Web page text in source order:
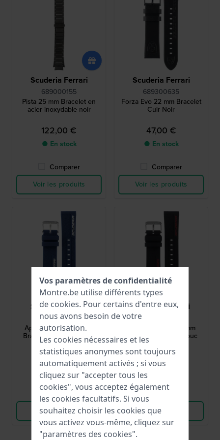
Scuderia Ferrari
689000155
Pista 25 mm Bracelet en
acier inoxydable noir
122,00 €
● En stock
Comparer
Voir les produits
Scuderia Ferrari
689300635
Forza Evo 22 mm Bracelet
Cuir Noir
47,00 €
● En stock
Comparer
Voir les produits
Scuderia Ferrari
689300617
Apex Superfast 22 mm
Bracelet en caoutchouc
silicone bleu
47,00 €
● En stock
Comparer
Voir les produits
Scuderia Ferrari
Apex Superfast 22 mm
Bracelet en caoutchouc
siliconé noir
47,00 €
Voir les produits
Vos paramètres de confidentialité
Montre.be utilise différents types
de cookies. Pour certains d'entre eux,
nous avons besoin de votre
autorisation.
Les cookies nécessaires et les
statistiques anonymes sont toujours
automatiquement activés ; si vous
cliquez sur "accepter tous les
cookies", vous acceptez également
les cookies facultatifs. Si vous
souhaitez choisir les cookies que
vous activez vous-même, cliquez sur
"paramètres des cookies".